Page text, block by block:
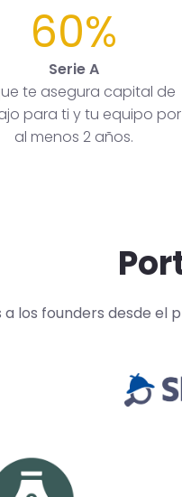
60%
Serie A
te asegura capital de
para ti y tu equipo por
al menos 2 años.
los founders desde el